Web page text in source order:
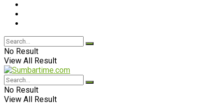
No Result
View All Result
No Result
View All Result